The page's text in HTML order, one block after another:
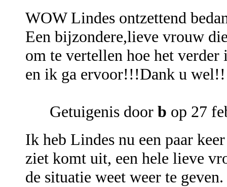
WOW Lindes ontzettend
Een bijzondere,lieve vrouw
om te vertellen hoe het
en ik ga ervoor!!!Dank u
Getuigenis door b op 27
Ik heb Lindes nu een paar
ziet komt uit, een hele lieve
de situatie weet weer te